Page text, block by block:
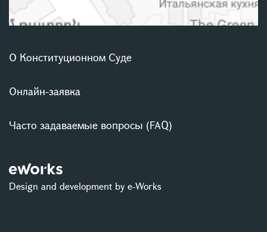
О Конституционном Суде
Онлайн-заявка
Часто задаваемые вопросы (FAQ)
Design and development by e-Works